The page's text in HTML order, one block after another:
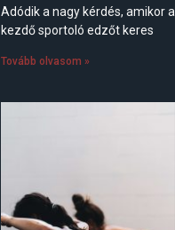
Adódik a nagy kérdés, amikor a
kezdő sportoló edzőt keres
Tovább olvasom »